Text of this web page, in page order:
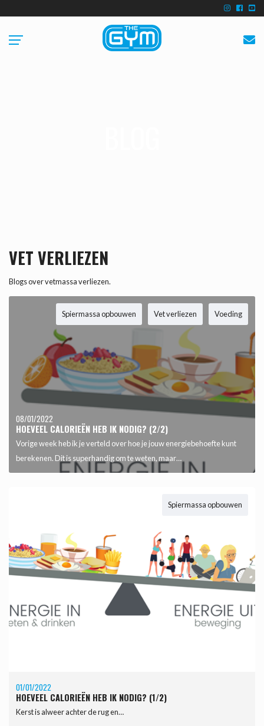
VET VERLIEZEN
Blogs over vetmassa verliezen.
Spiermassa opbouwen Vet verliezen Voeding
08/01/2022
HOEVEEL CALORIEËN HEB IK NODIG? (2/2)
Vorige week heb ik je verteld over hoe je jouw energiebehoefte kunt
berekenen. Dit is superhandig om te weten, maar…
Spiermassa opbouwen
01/01/2022
HOEVEEL CALORIEËN HEB IK NODIG? (1/2)
Kerst is alweer achter de rug en…